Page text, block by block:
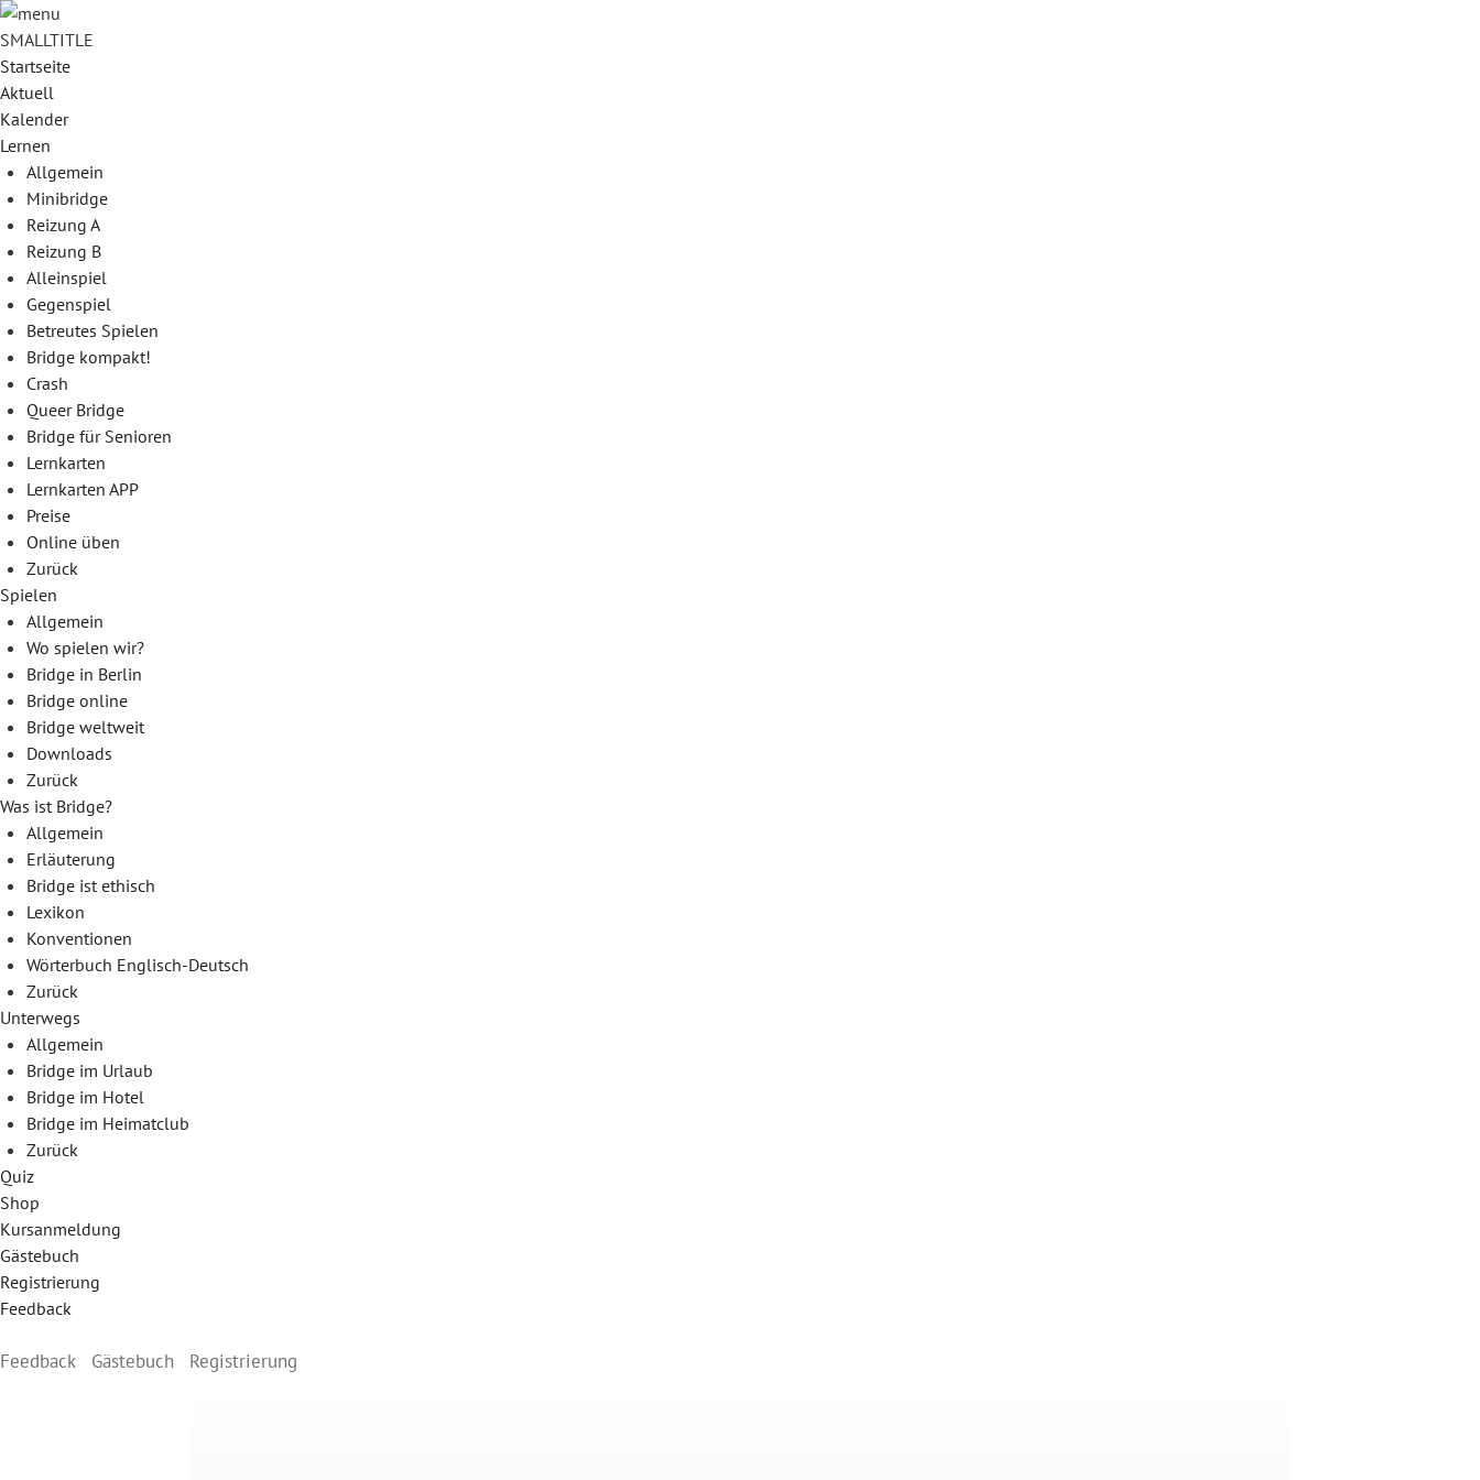
SMALLTITLE
Startseite
Aktuell
Kalender
Lernen
Allgemein
Minibridge
Reizung A
Reizung B
Alleinspiel
Gegenspiel
Betreutes Spielen
Bridge kompakt!
Crash
Queer Bridge
Bridge für Senioren
Lernkarten
Lernkarten APP
Preise
Online üben
Zurück
Spielen
Allgemein
Wo spielen wir?
Bridge in Berlin
Bridge online
Bridge weltweit
Downloads
Zurück
Was ist Bridge?
Allgemein
Erläuterung
Bridge ist ethisch
Lexikon
Konventionen
Wörterbuch Englisch-Deutsch
Zurück
Unterwegs
Allgemein
Bridge im Urlaub
Bridge im Hotel
Bridge im Heimatclub
Zurück
Quiz
Shop
Kursanmeldung
Gästebuch
Registrierung
Feedback
Feedback Gästebuch Registrierung